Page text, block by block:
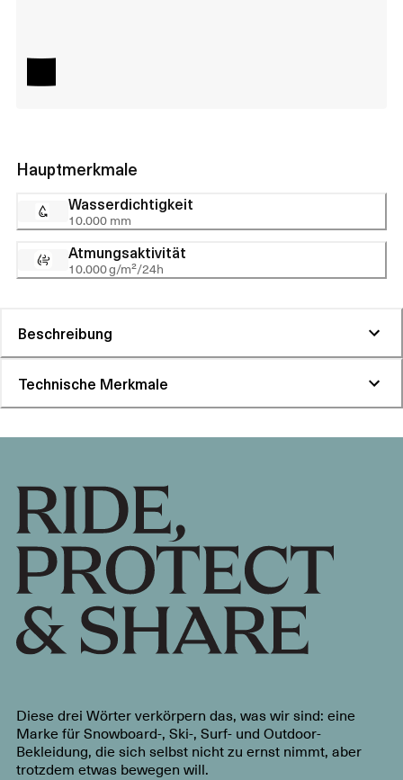
Hauptmerkmale
Wasserdichtigkeit
10.000 mm
Atmungsaktivität
10.000 g/m²/24h
Beschreibung
Technische Merkmale
Diese drei Wörter verkörpern das, was wir sind: eine
Marke für Snowboard-, Ski-, Surf- und Outdoor-
Bekleidung, die sich selbst nicht zu ernst nimmt, aber
trotzdem etwas bewegen will.